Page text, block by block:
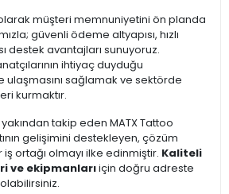
müşteri memnuniyetini ön planda
güvenli ödeme altyapısı, hızlı
destek avantajları sunuyoruz.
ihtiyaç duyduğu
sağlamak ve sektörde
kurmaktır.
takip eden MATX Tattoo
gelişimini destekleyen, çözüm
ortağı olmayı ilke edinmiştir. Kaliteli
ve ekipmanlarıiçin doğru adreste